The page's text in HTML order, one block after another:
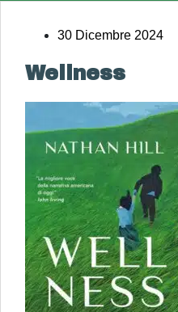
30 Dicembre 2024
Wellness